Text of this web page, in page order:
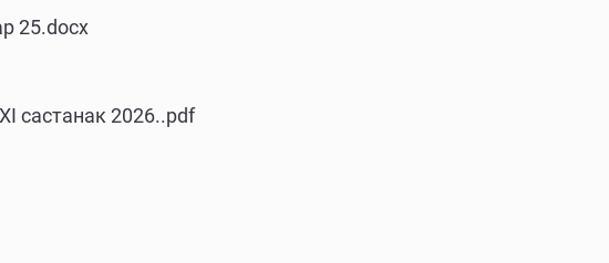
25.docx
састанак 2026..pdf